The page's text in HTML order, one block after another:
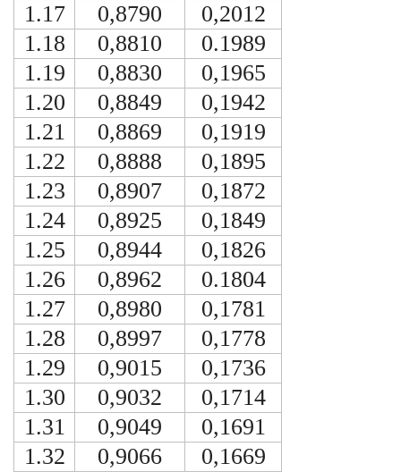
1.17
0,8790
0,2012
1.18
0,8810
0.1989
1.19
0,8830
0,1965
1.20
0,8849
0,1942
1.21
0,8869
0,1919
1.22
0,8888
0,1895
1.23
0,8907
0,1872
1.24
0,8925
0,1849
1.25
0,8944
0,1826
1.26
0,8962
0.1804
1.27
0,8980
0,1781
1.28
0,8997
0,1778
1.29
0,9015
0,1736
1.30
0,9032
0,1714
1.31
0,9049
0,1691
1.32
0,9066
0,1669